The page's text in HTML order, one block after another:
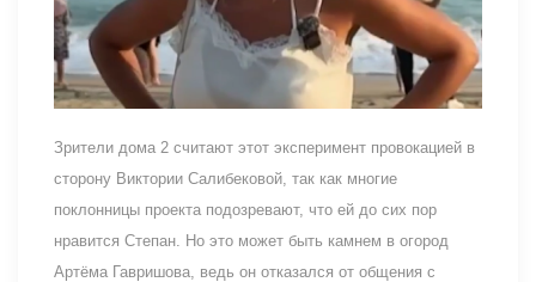
Зрители дома 2 считают этот эксперимент провокацией в
сторону Виктории Салибековой, так как многие
поклонницы проекта подозревают, что ей до сих пор
нравится Степан. Но это может быть камнем в огород
Артёма Гавришова, ведь он отказался от общения с